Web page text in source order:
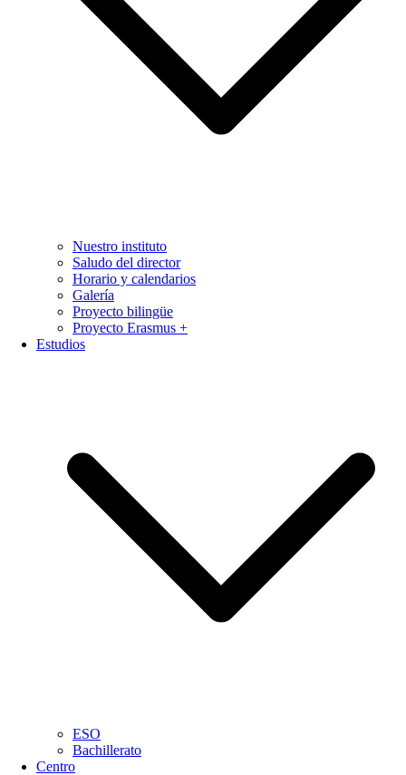
Nuestro instituto
Saludo del director
Horario y calendarios
Galería
Proyecto bilingüe
Proyecto Erasmus +
Estudios
ESO
Bachillerato
Centro